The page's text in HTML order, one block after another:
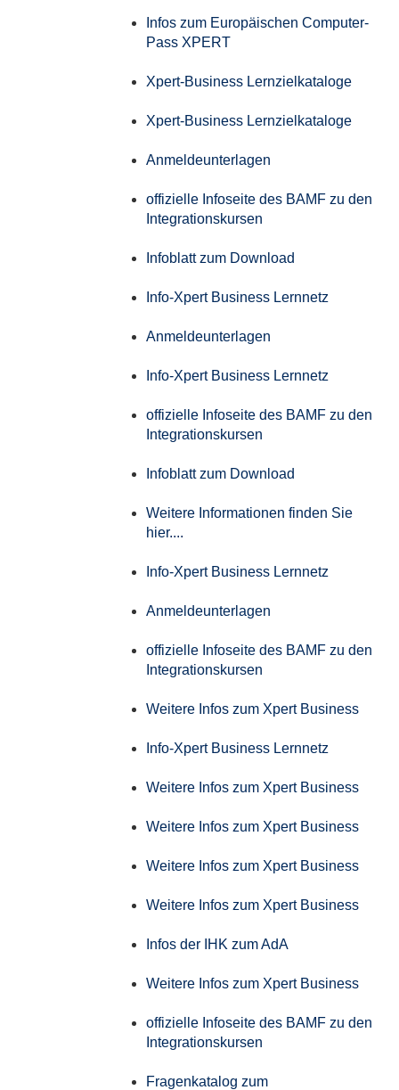
Infos zum Europäischen Computer-
Pass XPERT
Xpert-Business Lernzielkataloge
Xpert-Business Lernzielkataloge
Anmeldeunterlagen
offizielle Infoseite des BAMF zu den
Integrationskursen
Infoblatt zum Download
Info-Xpert Business Lernnetz
Anmeldeunterlagen
Info-Xpert Business Lernnetz
offizielle Infoseite des BAMF zu den
Integrationskursen
Infoblatt zum Download
Weitere Informationen finden Sie
hier....
Info-Xpert Business Lernnetz
Anmeldeunterlagen
offizielle Infoseite des BAMF zu den
Integrationskursen
Weitere Infos zum Xpert Business
Info-Xpert Business Lernnetz
Weitere Infos zum Xpert Business
Weitere Infos zum Xpert Business
Weitere Infos zum Xpert Business
Weitere Infos zum Xpert Business
Infos der IHK zum AdA
Weitere Infos zum Xpert Business
offizielle Infoseite des BAMF zu den
Integrationskursen
Fragenkatalog zum